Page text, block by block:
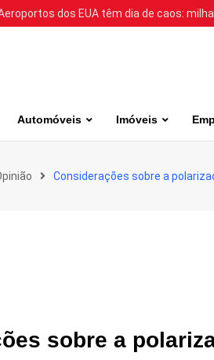
dos EUA têm dia de caos:
Automóveis Imóveis
Considerações sobre a
sobre a